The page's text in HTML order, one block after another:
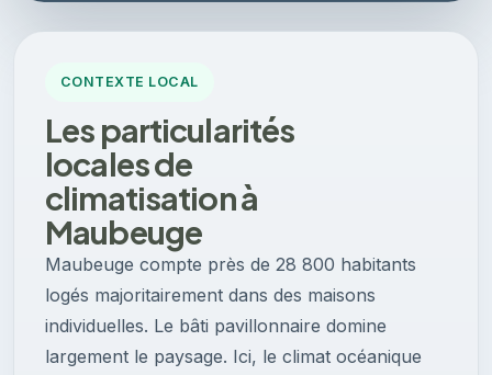
CONTEXTE LOCAL
Les particularités
locales de
climatisation à
Maubeuge
Maubeuge compte près de 28 800 habitants
logés majoritairement dans des maisons
individuelles. Le bâti pavillonnaire domine
largement le paysage. Ici, le climat océanique